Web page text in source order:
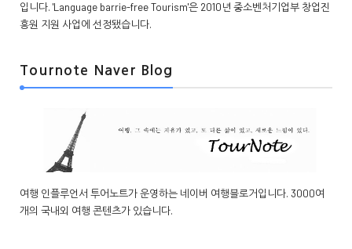
입니다. 'Language barrie-free Tourism'은 2010년 중소벤처기업부 창업진
흥원 지원 사업에 선정됐습니다.
Tournote Naver Blog
여행 인플루언서 투어노트가 운영하는 네이버 여행블로거입니다. 3000여
개의 국내외 여행 콘텐츠가 있습니다.